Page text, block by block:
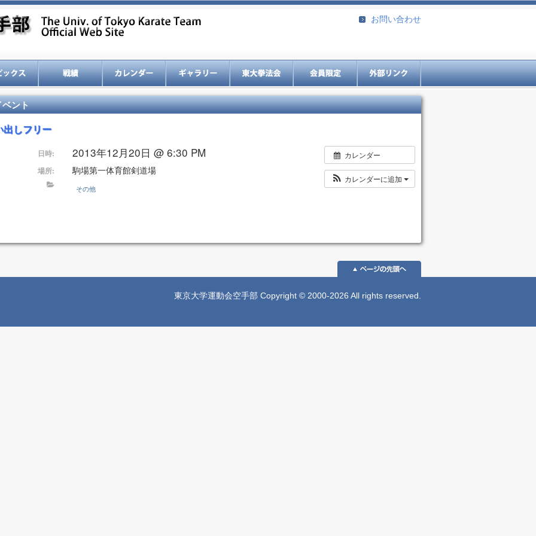
お問い合わせ
ベント
出しフリー
カレンダー
カレンダーに追加
日時: 2013年12月20日 @ 6:30 PM
場所: 駒場第一体育館剣道場
その他
東京大学運動会空手部 Copyright © 2000-2026 All rights reserved.